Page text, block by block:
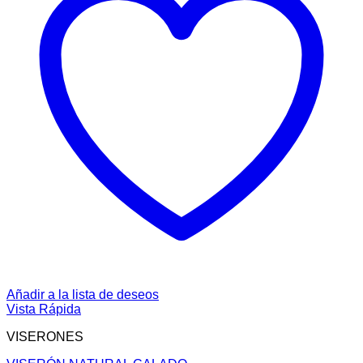
Añadir a la lista de deseos
Vista Rápida
VISERONES